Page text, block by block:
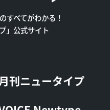
すべてがわかる！
」公式サイト
月刊ニュータイプ